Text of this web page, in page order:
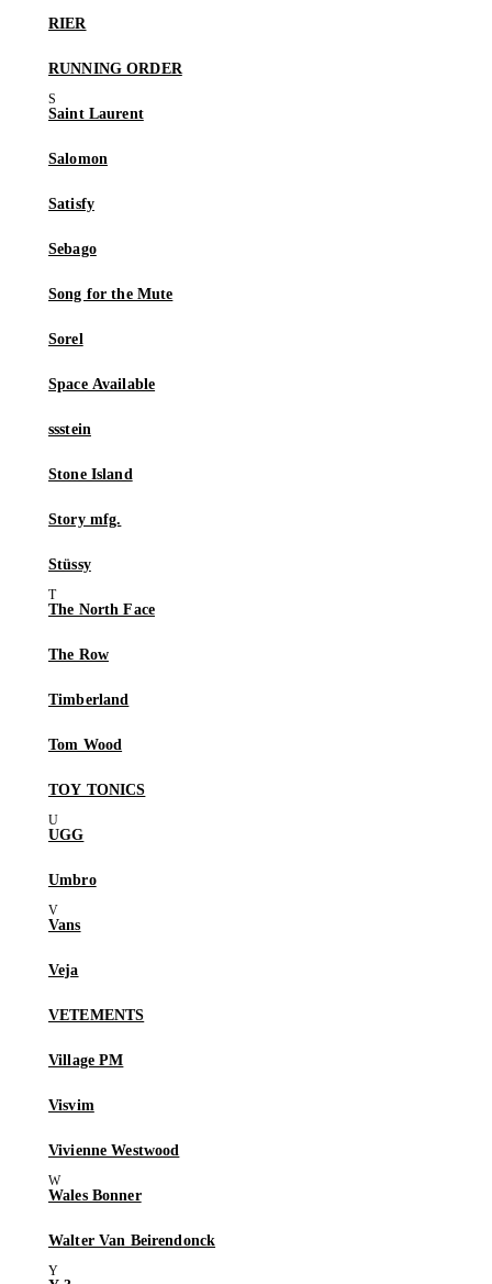
RIER
RUNNING ORDER
Saint Laurent
Salomon
Satisfy
Sebago
Song for the Mute
Sorel
Space Available
ssstein
Stone Island
Story mfg.
Stüssy
The North Face
The Row
Timberland
Tom Wood
TOY TONICS
UGG
Umbro
Vans
Veja
VETEMENTS
Village PM
Visvim
Vivienne Westwood
Wales Bonner
Walter Van Beirendonck